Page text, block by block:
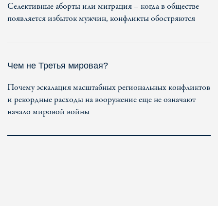
Селективные аборты или миграция – когда в обществе
появляется избыток мужчин, конфликты обостряются
Чем не Третья мировая?
Почему эскалация масштабных региональных конфликтов
и рекордные расходы на вооружение еще не означают
начало мировой войны